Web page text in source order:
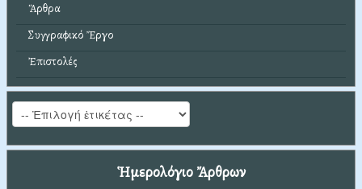
Ἄρθρα
Συγγραφικό Ἔργο
Ἐπιστολές
Ἡμερολόγιο Ἄρθρων